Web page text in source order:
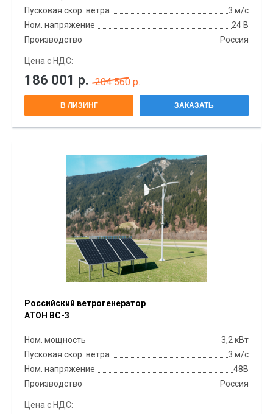
Пусковая скор. ветра
3 м/с
Ном. напряжение
24 В
Производство
Россия
Цена с НДС:
186 001 р. 204 560 р.
В ЛИЗИНГ ЗАКАЗАТЬ
Российский ветрогенератор
АТОН ВС-3
Ном. мощность
3,2 кВт
Пусковая скор. ветра
3 м/с
Ном. напряжение
48В
Производство
Россия
Цена с НДС: